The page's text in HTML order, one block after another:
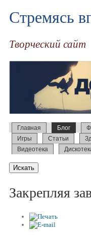
Стремясь
Творческий сайт
Главная Блог
Игры
Статьи
Видеотека
Закрепляя